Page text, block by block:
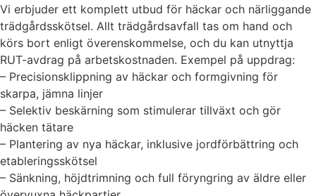
Vi erbjuder ett komplett utbud för häckar och närliggande
trädgårdsskötsel. Allt trädgårdsavfall tas om hand och
körs bort enligt överenskommelse, och du kan utnyttja
RUT-avdrag på arbetskostnaden. Exempel på uppdrag:
– Precisionsklippning av häckar och formgivning för
skarpa, jämna linjer
– Selektiv beskärning som stimulerar tillväxt och gör
häcken tätare
– Plantering av nya häckar, inklusive jordförbättring och
etableringsskötsel
– Sänkning, höjdtrimning och full föryngring av äldre eller